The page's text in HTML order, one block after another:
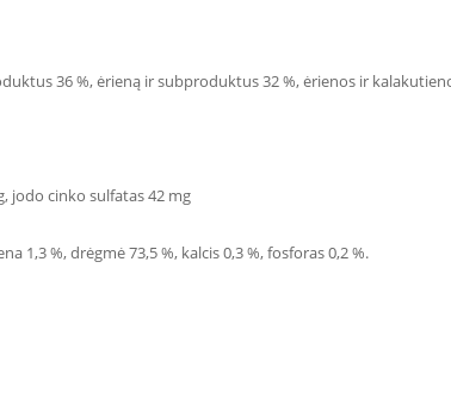
36 %, ėrieną ir subproduktus 32 %, ėrienos ir
jodo cinko sulfatas 42 mg
1,3 %, drėgmė 73,5 %, kalcis 0,3 %, fosforas 0,2 %.